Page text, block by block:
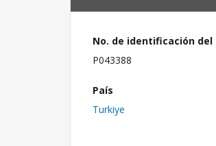
No. de identificación del
P043388
País
Turkiye